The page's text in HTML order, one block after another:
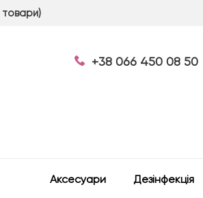
товари)
+38 066 450 08 50
Аксесуари Дезінфекція